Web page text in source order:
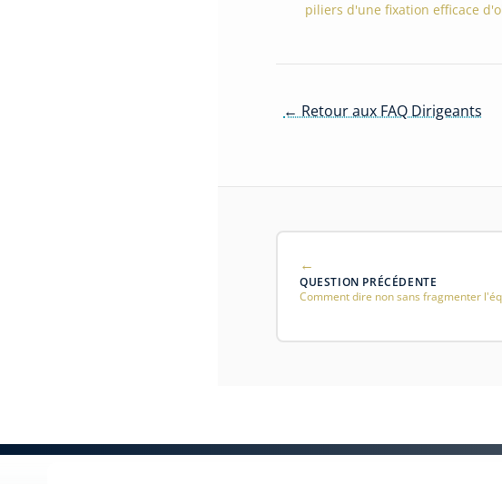
piliers d'une fixation efficace
← Retour aux FAQ Dirigeants
QUESTION PRÉCÉDENTE
Comment dire non sans fragmenter